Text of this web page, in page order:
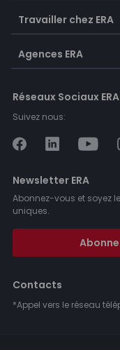
Travailler chez ERA
Agences ERA
Réseaux Sociaux ERA
Suivez nous:
Newsletter ERA
Abonnez-vous et soyez
uniques.
Contacts
*Appel vers le réseau